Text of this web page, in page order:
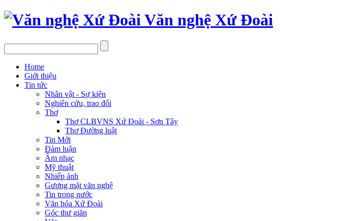
Văn nghệ Xứ Đoài
Home
Giới thiệu
Tin tức
Nhân vật - Sự kiện
Nghiên cứu, trao đổi
Thơ
Thơ CLBVNS Xứ Đoài - Sơn Tây
Thơ Đường luật
Tin Mới
Đàm luận
Âm nhạc
Mỹ thuật
Nhiếp ảnh
Gương mặt văn nghệ
Tin trong nước
Văn hóa Xứ Đoài
Góc thư giãn